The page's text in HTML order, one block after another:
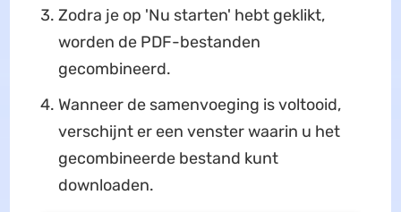
Zodra je op 'Nu starten' hebt geklikt,
worden de PDF-bestanden
gecombineerd.
Wanneer de samenvoeging is voltooid,
verschijnt er een venster waarin u het
gecombineerde bestand kunt
downloaden.